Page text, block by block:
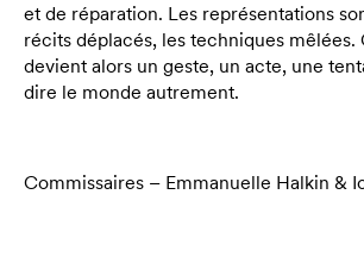
et de réparation. Les représentations
récits déplacés, les techniques mêlées.
devient alors un geste, un acte, une
dire le monde autrement.
Commissaires – Emmanuelle Halkin &